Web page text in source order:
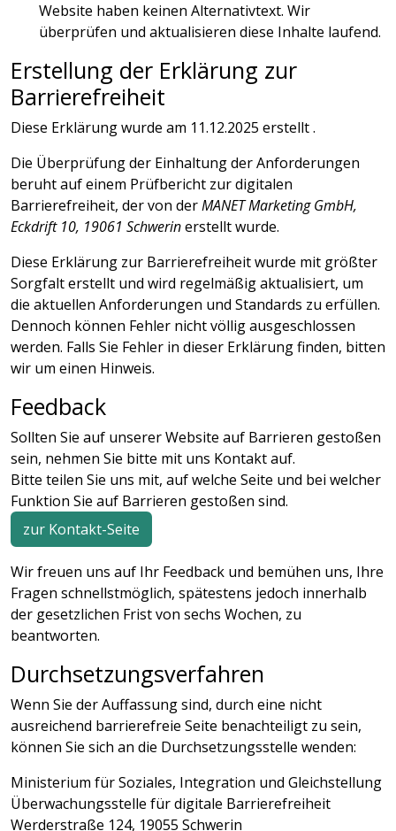
Website haben keinen Alternativtext. Wir
überprüfen und aktualisieren diese Inhalte laufend.
Erstellung der Erklärung zur
Barrierefreiheit
Diese Erklärung wurde am 11.12.2025 erstellt .
Die Überprüfung der Einhaltung der Anforderungen
beruht auf einem Prüfbericht zur digitalen
Barrierefreiheit, der von derMANET Marketing GmbH,
Eckdrift 10, 19061 Schwerinerstellt wurde.
Diese Erklärung zur Barrierefreiheit wurde mit größter
Sorgfalt erstellt und wird regelmäßig aktualisiert, um
die aktuellen Anforderungen und Standards zu erfüllen.
Dennoch können Fehler nicht völlig ausgeschlossen
werden. Falls Sie Fehler in dieser Erklärung finden, bitten
wir um einen Hinweis.
Feedback
Sollten Sie auf unserer Website auf Barrieren gestoßen
sein, nehmen Sie bitte mit uns Kontakt auf.
Bitte teilen Sie uns mit, auf welche Seite und bei welcher
Funktion Sie auf Barrieren gestoßen sind.
zur Kontakt-Seite
Wir freuen uns auf Ihr Feedback und bemühen uns, Ihre
Fragen schnellstmöglich, spätestens jedoch innerhalb
der gesetzlichen Frist von sechs Wochen, zu
beantworten.
Durchsetzungsverfahren
Wenn Sie der Auffassung sind, durch eine nicht
ausreichend barrierefreie Seite benachteiligt zu sein,
können Sie sich an die Durchsetzungsstelle wenden:
Ministerium für Soziales, Integration und Gleichstellung
Überwachungsstelle für digitale Barrierefreiheit
Werderstraße 124, 19055 Schwerin